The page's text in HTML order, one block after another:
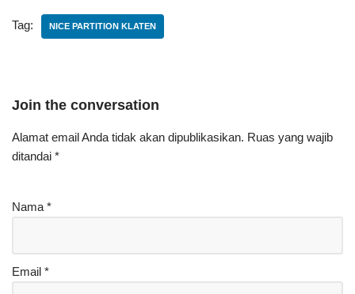
Tag: NICE PARTITION KLATEN
Join the conversation
Alamat email Anda tidak akan dipublikasikan. Ruas yang wajib
ditandai *
Nama *
Email *